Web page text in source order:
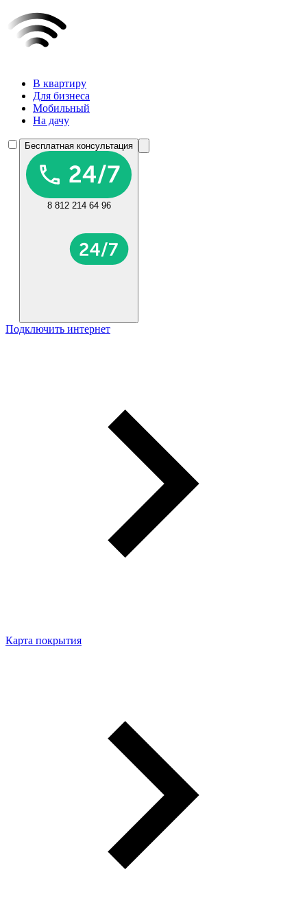
В квартиру
Для бизнеса
Мобильный
На дачу
Бесплатная консультация
8 812 214 64 96
Подключить интернет
Карта покрытия